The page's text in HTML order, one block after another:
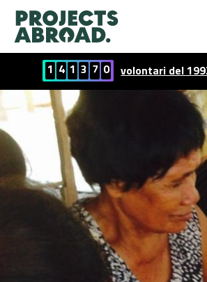
1 4 1 3 7 0 volontari del